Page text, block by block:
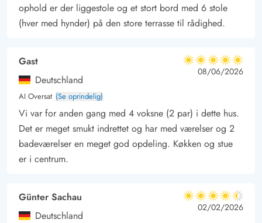
ophold er der liggestole og et stort bord med 6 stole
(hver med hynder) på den store terrasse til rådighed.
Gast
Deutschland
AI Oversat (Se oprindelig)
5 ud af 5
5 ud af 5
5 out of 5
08/06/2026
Vi var for anden gang med 4 voksne (2 par) i dette hus.
Det er meget smukt indrettet og har med værelser og 2
badeværelser en meget god opdeling. Køkken og stue
er i centrum.
Günter Sachau
Deutschland
4.5 ud af 5
4.5 ud af 5
4.5 out of 5
02/02/2026